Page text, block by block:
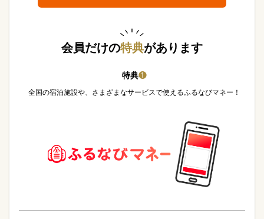
会員だけの特典があります
特典❶
全国の宿泊施設や、さまざまなサービスで使えるふるなびマネー！